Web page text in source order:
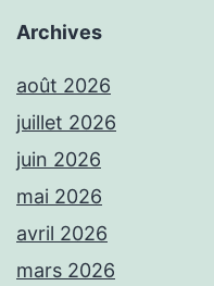
Archives
août 2026
juillet 2026
juin 2026
mai 2026
avril 2026
mars 2026